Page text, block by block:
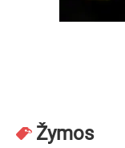
Žymos